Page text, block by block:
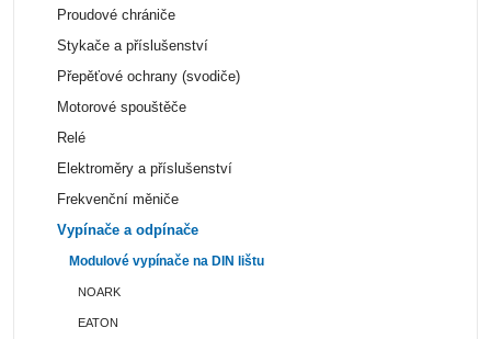
Proudové chrániče
Stykače a příslušenství
Přepěťové ochrany (svodiče)
Motorové spouštěče
Relé
Elektroměry a příslušenství
Frekvenční měniče
Vypínače a odpínače
Modulové vypínače na DIN lištu
NOARK
EATON